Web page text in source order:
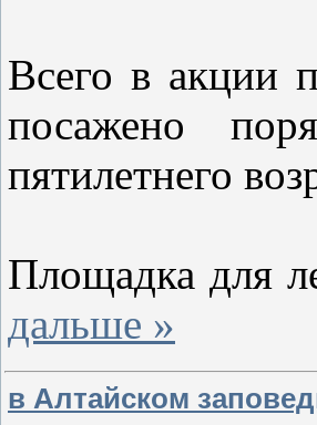
Всего в акции
посажено
пятилетнего
Площадка для
дальше »
в Алтайском